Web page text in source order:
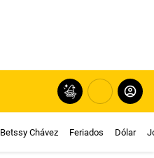
Betssy Chávez Feriados Dólar